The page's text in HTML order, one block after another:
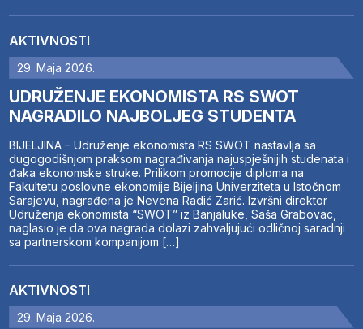
AKTIVNOSTI
29. Maja 2026.
UDRUŽENJE EKONOMISTA RS SWOT
NAGRADILO NAJBOLJEG STUDENTA
BIJELJINA – Udruženje ekonomista RS SWOT nastavlja sa
dugogodišnjom praksom nagrađivanja najuspješnijih studenata i
đaka ekonomske struke. Prilikom promocije diploma na
Fakultetu poslovne ekonomije Bijeljina Univerziteta u Istočnom
Sarajevu, nagrađena je Nevena Radić Zarić. Izvršni direktor
Udruženja ekonomista “SWOT” iz Banjaluke, Saša Grabovac,
naglasio je da ova nagrada dolazi zahvaljujući odličnoj saradnji
sa partnerskom kompanijom […]
AKTIVNOSTI
29. Maja 2026.